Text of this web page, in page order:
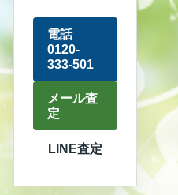
電話
0120-
333-501
メール査
定
LINE査定